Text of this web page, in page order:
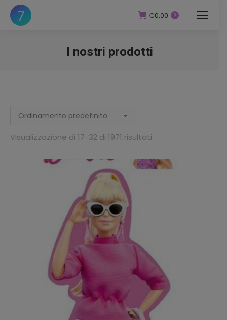
€0.00 0
I nostri prodotti
Visualizzazione di 17-32 di 1971 risultati